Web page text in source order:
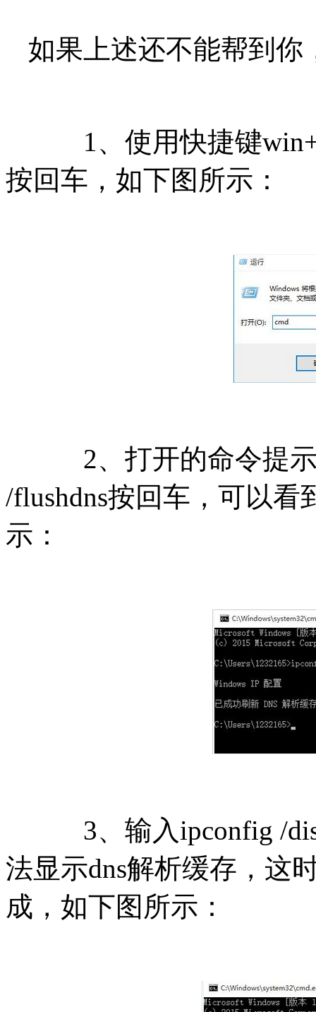
如果上述还不能帮到你
1、使用快捷键win+r
按回车，如下图所示：
2、打开的命令提示
/flushdns按回车，可以看
示：
3、输入ipconfig /
法显示dns解析缓存，这
成，如下图所示：